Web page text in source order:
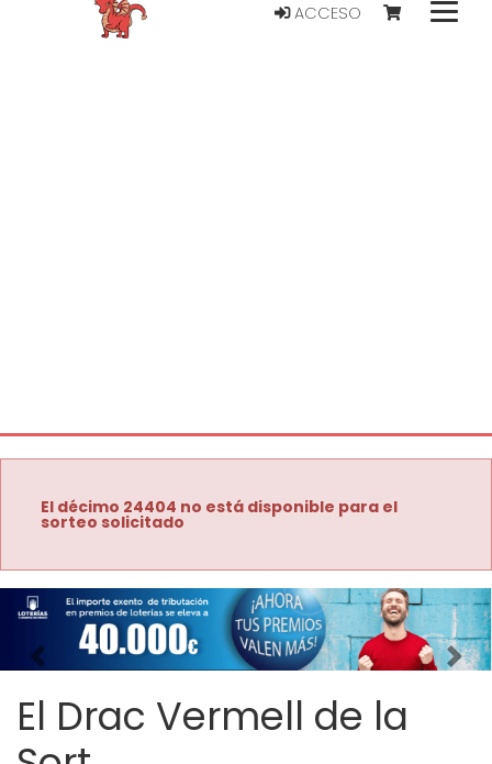
ACCESO
El décimo 24404 no está disponible para el
sorteo solicitado
Imagen anterior
El Drac Vermell de la